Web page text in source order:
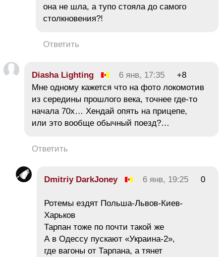
она не шла, а тупо стояла до самого
столкновения?!
Ответить
Diasha Lighting 6 янв, 17:35
+8
Мне одному кажется что на фото локомотив
из середины прошлого века, точнее где-то
начала 70х… Хендай опять на прицепе,
или это вообще обычный поезд?…
Ответить
Dmitriy DarkJoney 6 янв, 19:25 0
Ротемы ездят Польша-Львов-Киев-
Харьков
Тарпан тоже по почти такой же
А в Одессу пускают «Украина-2»,
где вагоны от Тарпана, а тянет